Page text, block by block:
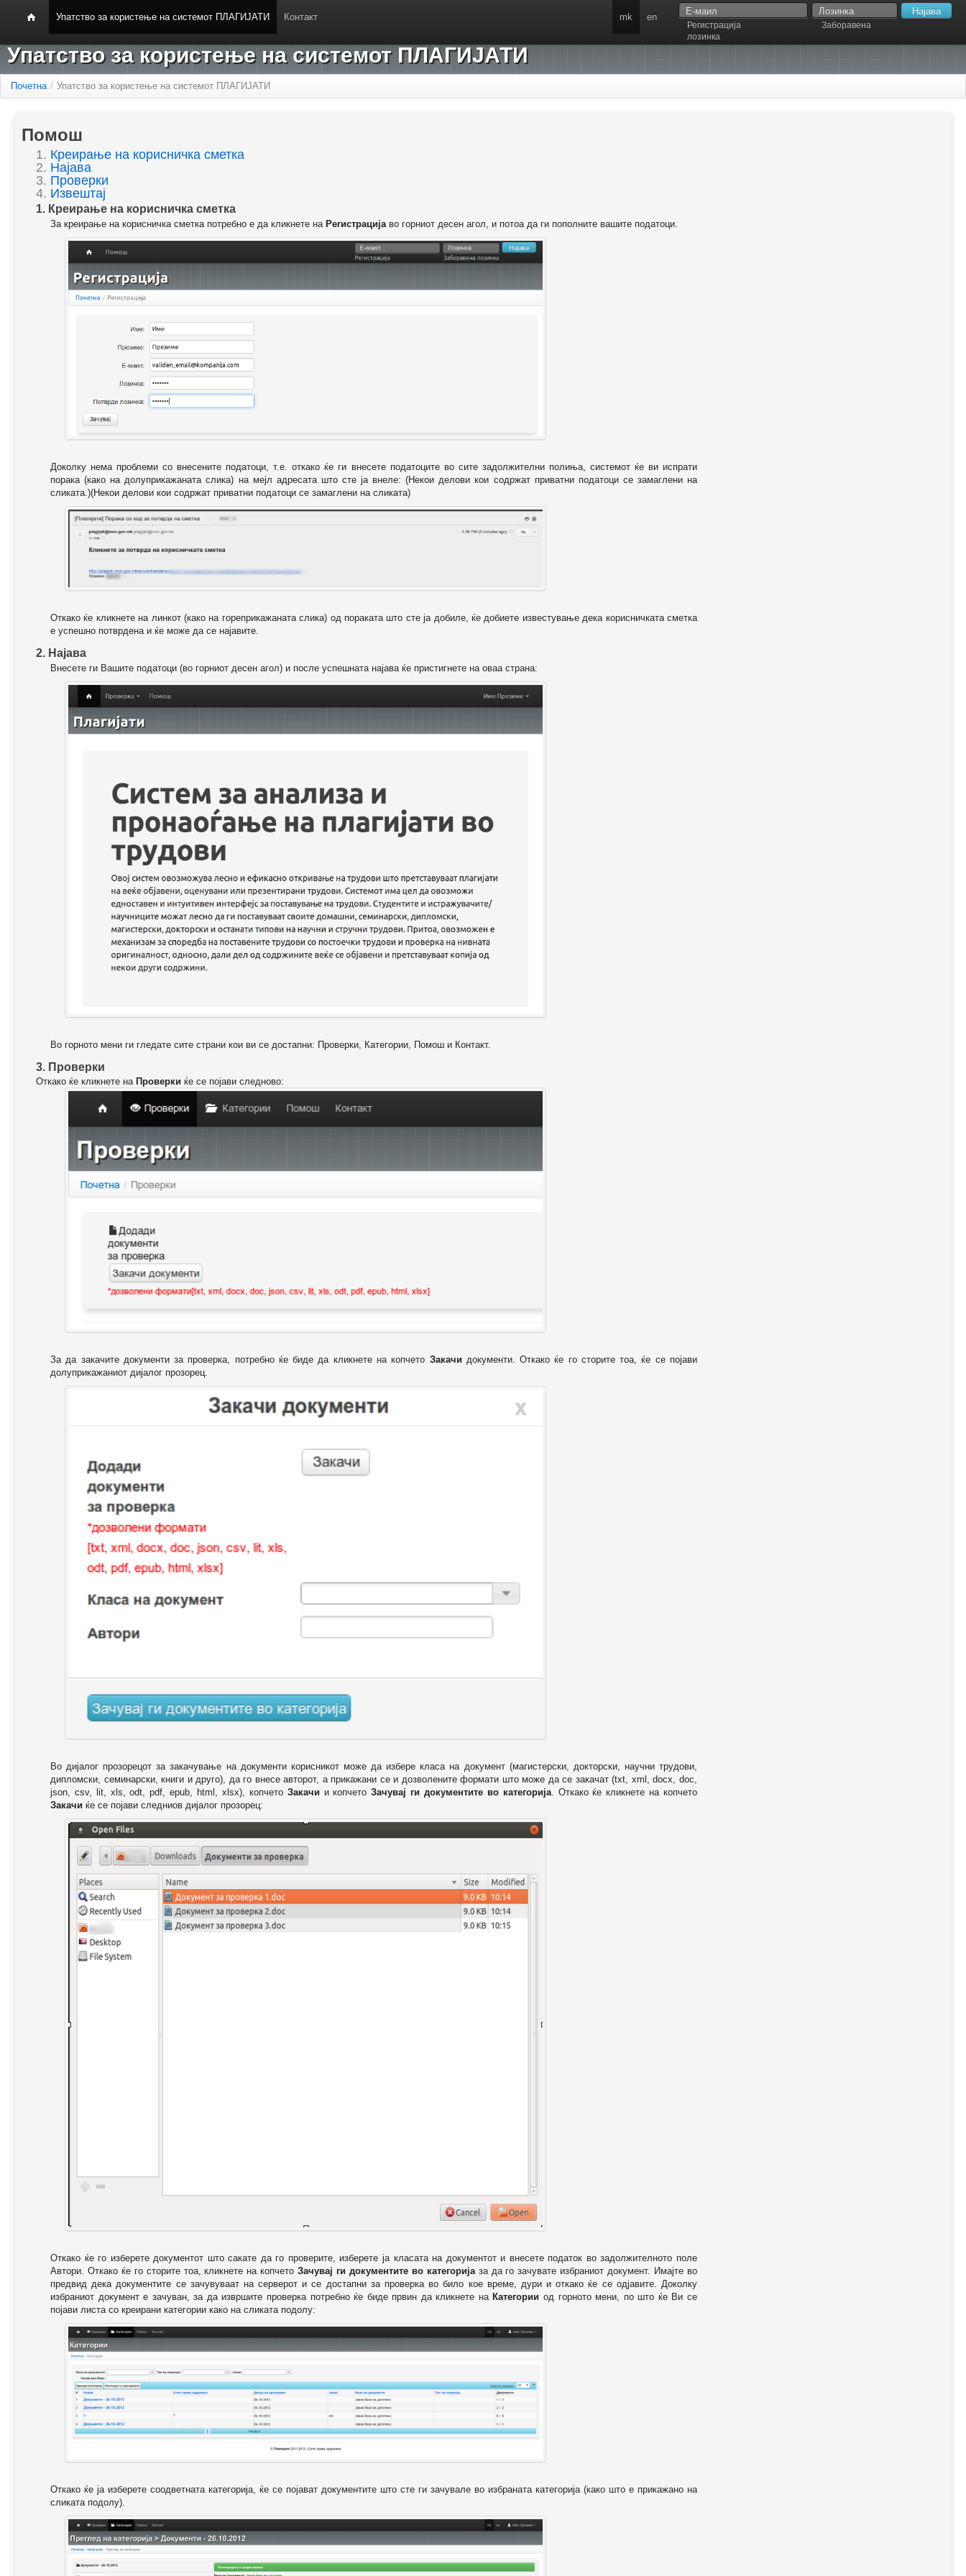
Упатство за користење на системот ПЛАГИЈАТИ Контакт
Регистрација
Заборавена
лозинка
mk en
Упатство за користење на системот ПЛАГИЈАТИ
Почетна / Упатство за користење на системот ПЛАГИЈАТИ
Помош
1. Креирање на корисничка сметка
2. Најава
3. Проверки
4. Извештај
1. Креирање на корисничка сметка
За креирање на корисничка сметка потребно е да кликнете на Регистрацијаво горниот десен агол, и потоа да ги пополните вашите податоци.
Доколку нема проблеми со внесените податоци, т.е. откако ќе ги внесете податоците во сите задолжителни полиња, системот ќе ви испрати
порака (како на долуприкажаната слика) на мејл адресата што сте ја внеле: (Некои делови кои содржат приватни податоци се замаглени на
сликата.)(Некои делови кои содржат приватни податоци се замаглени на сликата)
Откако ќе кликнете на линкот (како на гореприкажаната слика) од пораката што сте ја добиле, ќе добиете известување дека корисничката сметка
е успешно потврдена и ќе може да се најавите.
2. Најава
Внесете ги Вашите податоци (во горниот десен агол) и после успешната најава ќе пристигнете на оваа страна:
Во горното мени ги гледате сите страни кои ви се достапни: Проверки, Категории, Помош и Контакт.
3. Проверки
Откако ќе кликнете на Проверки ќе се појави следново:
За да закачите документи за проверка, потребно ќе биде да кликнете на копчето Закачи документи. Откако ќе го сторите тоа, ќе се појави
долуприкажаниот дијалог прозорец.
Во дијалог прозорецот за закачување на документи корисникот може да избере класа на документ (магистерски, докторски, научни трудови,
дипломски, семинарски, книги и друго), да го внесе авторот, а прикажани се и дозволените формати што може да се закачат (txt, xml, docx, doc,
json, csv, lit, xls, odt, pdf, epub, html, xlsx), копчето Закачи и копчетоЗачувај ги документите во категорија. Откако ќе кликнете на копчето
Закачи ќе се појави следниов дијалог прозорец:
Откако ќе го изберете документот што сакате да го проверите, изберете ја класата на документот и внесете податок во задолжителното поле
Автори. Откако ќе го сторите тоа, кликнете на копчетоЗачувај ги документите во категоријаза да го зачувате избраниот документ. Имајте во
предвид дека документите се зачувуваат на серверот и се достапни за проверка во било кое време, дури и откако ќе се одјавите. Доколку
избраниот документ е зачуван, за да извршите проверка потребно ќе биде првин да кликнете на Категории од горното мени, по што ќе Ви се
појави листа со креирани категории како на сликата подолу:
Откако ќе ја изберете соодветната категорија, ќе се појават документите што сте ги зачувале во избраната категорија (како што е прикажано на
сликата подолу).